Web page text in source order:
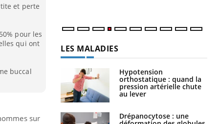
et perte
pour les
qui ont
buccal
sur
LES MALADIES
Hypotension
orthostatique : quand la
pression artérielle chute
au lever
Drépanocytose : une